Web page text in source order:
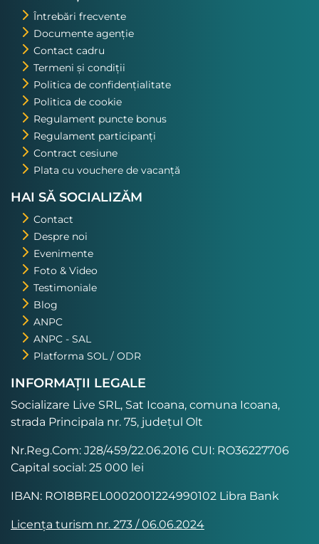
Întrebări frecvente
Documente agenție
Contact cadru
Termeni și condiții
Politica de confidențialitate
Politica de cookie
Regulament puncte bonus
Regulament participanți
Contract cesiune
Plata cu vouchere de vacanță
HAI SĂ SOCIALIZĂM
Contact
Despre noi
Evenimente
Foto & Video
Testimoniale
Blog
ANPC
ANPC - SAL
Platforma SOL / ODR
INFORMAȚII LEGALE
Socializare Live SRL, Sat Icoana, comuna Icoana,
strada Principala nr. 75, județul Olt
Nr.Reg.Com: J28/459/22.06.2016 CUI: RO36227706
Capital social: 25 000 lei
IBAN: RO18BREL0002001224990102 Libra Bank
Licența turism nr. 273 / 06.06.2024